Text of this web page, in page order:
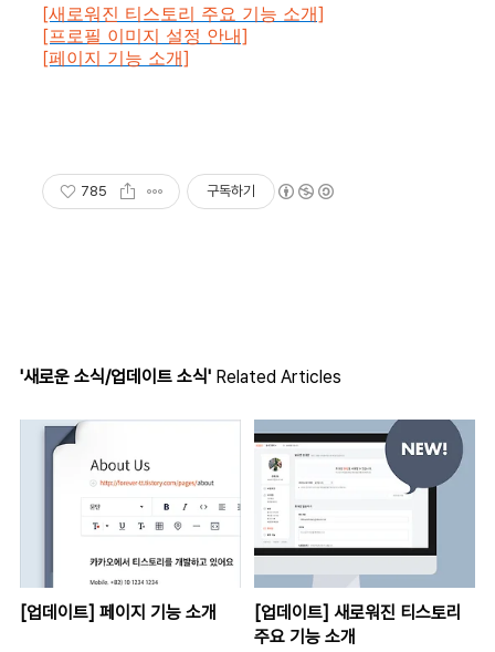
[새로워진 티스토리 주요 기능 소개]
[프로필 이미지 설정 안내]
[페이지 기능 소개]
785 구독하기
'새로운 소식/업데이트 소식' Related Articles
[업데이트] 페이지 기능 소개
[업데이트] 새로워진 티스토리
주요 기능 소개